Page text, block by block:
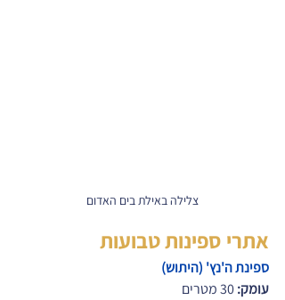
צלילה באילת בים האדום
אתרי ספינות טבועות
ספינת ה'נץ' (היתוש)
עומק: